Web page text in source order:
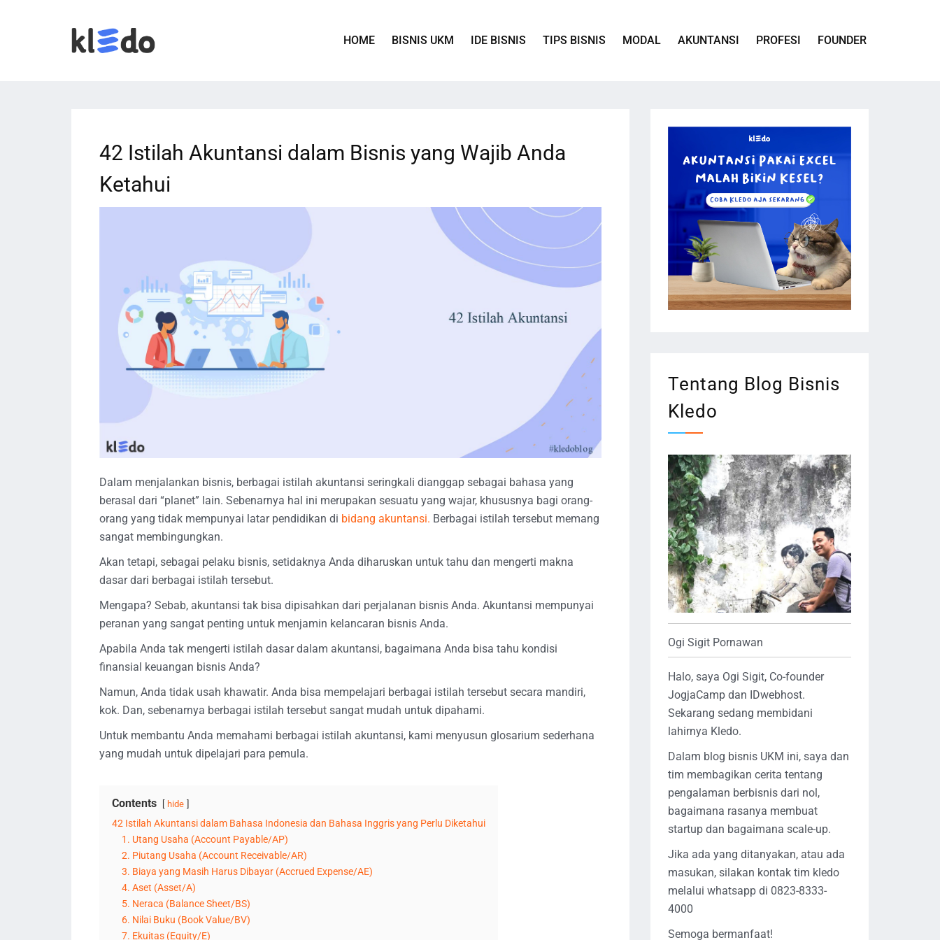
HOME BISNIS UKM IDE BISNIS TIPS BISNIS MODAL AKUNTANSI PROFESI FOUNDER
42 Istilah Akuntansi dalam Bisnis yang Wajib Anda
Ketahui
Dalam menjalankan bisnis, berbagai istilah akuntansi seringkali dianggap sebagai bahasa yang
berasal dari “planet” lain. Sebenarnya hal ini merupakan sesuatu yang wajar, khususnya bagi orang-
orang yang tidak mempunyai latar pendidikan di bidang akuntansi. Berbagai istilah tersebut memang
sangat membingungkan.
Akan tetapi, sebagai pelaku bisnis, setidaknya Anda diharuskan untuk tahu dan mengerti makna
dasar dari berbagai istilah tersebut.
Mengapa? Sebab, akuntansi tak bisa dipisahkan dari perjalanan bisnis Anda. Akuntansi mempunyai
peranan yang sangat penting untuk menjamin kelancaran bisnis Anda.
Apabila Anda tak mengerti istilah dasar dalam akuntansi, bagaimana Anda bisa tahu kondisi
finansial keuangan bisnis Anda?
Namun, Anda tidak usah khawatir. Anda bisa mempelajari berbagai istilah tersebut secara mandiri,
kok. Dan, sebenarnya berbagai istilah tersebut sangat mudah untuk dipahami.
Untuk membantu Anda memahami berbagai istilah akuntansi, kami menyusun glosarium sederhana
yang mudah untuk dipelajari para pemula.
Contents hide
42 Istilah Akuntansi dalam Bahasa Indonesia dan Bahasa Inggris yang Perlu Diketahui
1. Utang Usaha (Account Payable/AP)
2. Piutang Usaha (Account Receivable/AR)
3. Biaya yang Masih Harus Dibayar (Accrued Expense/AE)
4. Aset (Asset/A)
5. Neraca (Balance Sheet/BS)
6. Nilai Buku (Book Value/BV)
7. Ekuitas (Equity/E)
Tentang Blog Bisnis
Kledo
Ogi Sigit Pornawan
Halo, saya Ogi Sigit, Co-founder
JogjaCamp dan IDwebhost.
Sekarang sedang membidani
lahirnya Kledo.
Dalam blog bisnis UKM ini, saya dan
tim membagikan cerita tentang
pengalaman berbisnis dari nol,
bagaimana rasanya membuat
startup dan bagaimana scale-up.
Jika ada yang ditanyakan, atau ada
masukan, silakan kontak tim kledo
melalui whatsapp di 0823-8333-
4000
Semoga bermanfaat!